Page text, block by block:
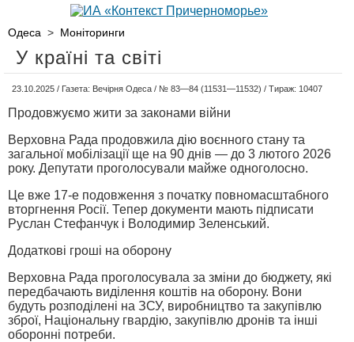
Одеса > Моніторинги
У країні та світі
23.10.2025 / Газета: Вечірня Одеса / № 83—84 (11531—11532) / Тираж: 10407
Продовжуємо жити за законами війни
Верховна Рада продовжила дію воєнного стану та
загальної мобілізації ще на 90 днів — до 3 лютого 2026
року. Депутати проголосували майже одноголосно.
Це вже 17-е подовження з початку повномасштабного
вторгнення Росії. Тепер документи мають підписати
Руслан Стефанчук і Володимир Зеленський.
Додаткові гроші на оборону
Верховна Рада проголосувала за зміни до бюджету, які
передбачають виділення коштів на оборону. Вони
будуть розподілені на ЗСУ, виробництво та закупівлю
зброї, Національну гвардію, закупівлю дронів та інші
оборонні потреби.